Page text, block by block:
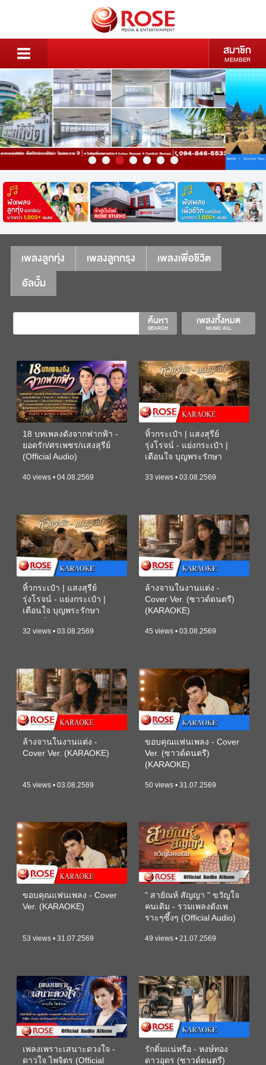
สมาชิก
MEMBER
เพลงลูกทุ่ง เพลงลูกกรุง
เพลงเพื่อชีวิต
อัลบั้ม
เพลงทั้งหมด
MUSIC ALL
ค้นหา
SEARCH
18 บทเพลงดังจากฟากฟ้า -
ยอดรัก/ศรเพชร/แสงสุรีย์
(Official Audio)
40 views • 04.08.2569
หิ้วกระเป๋า | แสงสุรีย์
รุ่งโรจน์ - แย่งกระเป๋า |
เตือนใจ บุญพระรักษา
33 views • 03.08.2569
หิ้วกระเป๋า | แสงสุรีย์
รุ่งโรจน์ - แย่งกระเป๋า |
เตือนใจ บุญพระรักษา
32 views • 03.08.2569
ล้างจานในงานแต่ง -
Cover Ver. (ซาวด์ดนตรี)
(KARAOKE)
45 views • 03.08.2569
ล้างจานในงานแต่ง -
Cover Ver. (KARAOKE)
45 views • 03.08.2569
ขอบคุณแฟนเพลง - Cover
Ver. (ซาวด์ดนตรี)
(KARAOKE)
50 views • 31.07.2569
ขอบคุณแฟนเพลง - Cover
Ver. (KARAOKE)
53 views • 31.07.2569
" สายัณห์ สัญญา " ขวัญใจ
คนเดิม - รวมเพลงดังเพ
ราะๆซึ้งๆ (Official Audio)
49 views • 21.07.2569
เพลงเพราะเสนาะดวงใจ -
ดาวใจ ไพจิตร (Official
รักติ๋มแน่หรือ - หงษ์ทอง
ดาวอุดร (ซาวด์ดนตรี)